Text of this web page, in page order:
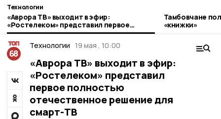
Технологии
«Аврора ТВ» выходит в эфир:
«Ростелеком» представил первое
полностью отечественное решение для
смарт-ТВ
Тамбовчане
«книжки»
Технологии 19 мая , 10:00
«Аврора ТВ» выходит в эфир:
«Ростелеком» представил
первое полностью
отечественное решение для
смарт-ТВ